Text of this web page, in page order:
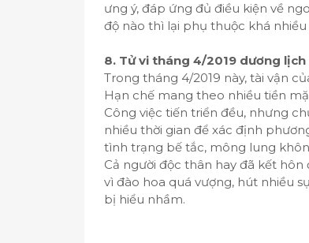
ưng ý, đáp ứng đủ điều kiện về
độ nào thì lại phụ thuộc khá
8. Tử vi tháng 4/2019 dương
Trong tháng 4/2019 này, tài vận
Hạn chế mang theo nhiều tiền
Công việc tiến triển đều, nhưng
nhiều thời gian để xác định
tình trạng bế tắc, mông lung
Cả người độc thân hay đã kết
vì đào hoa quá vượng, hút nhiều
bị hiểu nhầm.